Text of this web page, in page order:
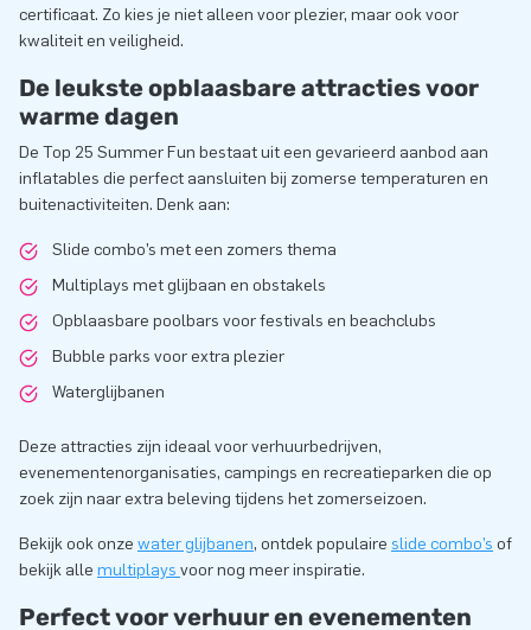
certificaat. Zo kies je niet alleen voor plezier, maar ook voor
kwaliteit en veiligheid.
De leukste opblaasbare attracties voor
warme dagen
De Top 25 Summer Fun bestaat uit een gevarieerd aanbod aan
inflatables die perfect aansluiten bij zomerse temperaturen en
buitenactiviteiten. Denk aan:
Slide combo’s met een zomers thema
Multiplays met glijbaan en obstakels
Opblaasbare poolbars voor festivals en beachclubs
Bubble parks voor extra plezier
Waterglijbanen
Deze attracties zijn ideaal voor verhuurbedrijven,
evenementenorganisaties, campings en recreatieparken die op
zoek zijn naar extra beleving tijdens het zomerseizoen.
Bekijk ook onze water glijbanen, ontdek populaire slide combo’s of
bekijk alle multiplays voor nog meer inspiratie.
Perfect voor verhuur en evenementen